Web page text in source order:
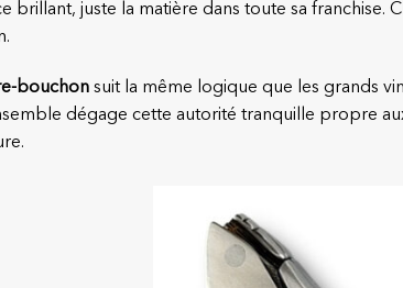
brillant, juste la matière dans toute sa franchise.
bouchon suit la même logique que les grands
dégage cette autorité tranquille propre